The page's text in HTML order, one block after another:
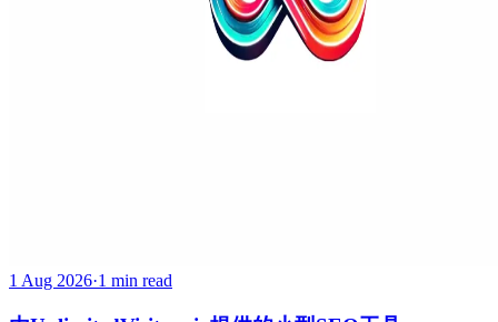
1 Aug 2026·1 min read